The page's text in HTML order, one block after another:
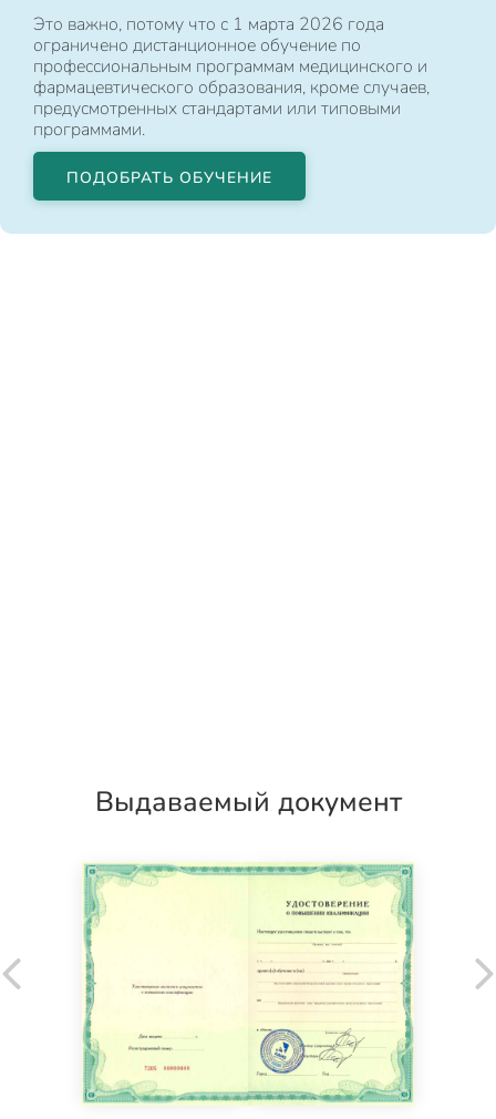
Это важно, потому что с 1 марта 2026 года
ограничено дистанционное обучение по
профессиональным программам медицинского и
фармацевтического образования, кроме случаев,
предусмотренных стандартами или типовыми
программами.
ПОДОБРАТЬ ОБУЧЕНИЕ
Выдаваемый документ